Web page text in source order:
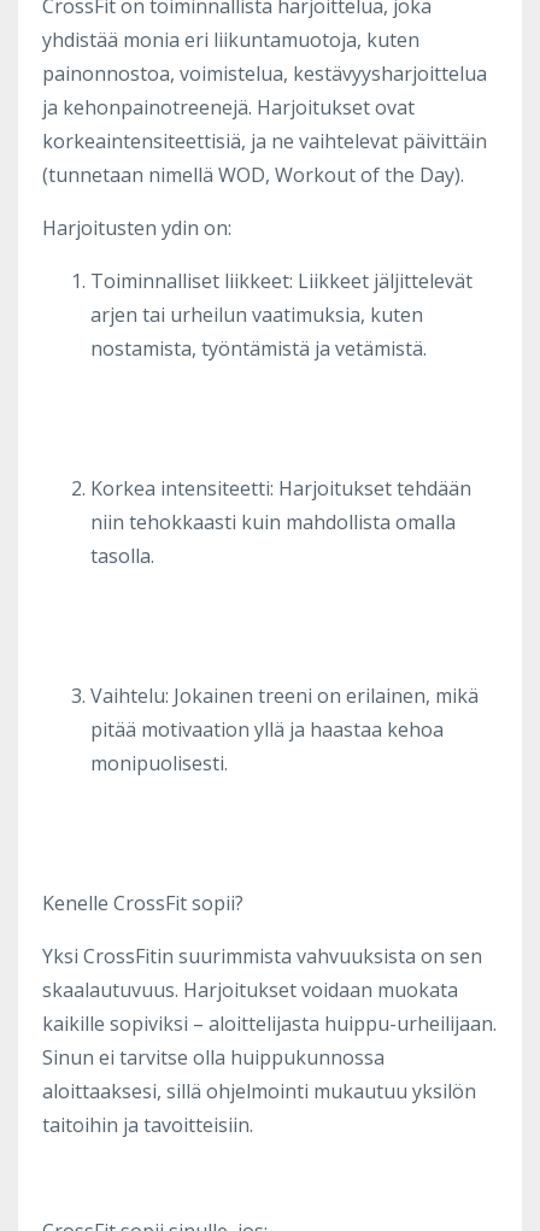
CrossFit on toiminnallista harjoittelua, joka
yhdistää monia eri liikuntamuotoja, kuten
painonnostoa, voimistelua, kestävyysharjoittelua
ja kehonpainotreenejä. Harjoitukset ovat
korkeaintensiteettisiä, ja ne vaihtelevat päivittäin
(tunnetaan nimellä WOD, Workout of the Day).
Harjoitusten ydin on:
Toiminnalliset liikkeet: Liikkeet jäljittelevät
arjen tai urheilun vaatimuksia, kuten
nostamista, työntämistä ja vetämistä.
Korkea intensiteetti: Harjoitukset tehdään
niin tehokkaasti kuin mahdollista omalla
tasolla.
Vaihtelu: Jokainen treeni on erilainen, mikä
pitää motivaation yllä ja haastaa kehoa
monipuolisesti.
Kenelle CrossFit sopii?
Yksi CrossFitin suurimmista vahvuuksista on sen
skaalautuvuus. Harjoitukset voidaan muokata
kaikille sopiviksi – aloittelijasta huippu-urheilijaan.
Sinun ei tarvitse olla huippukunnossa
aloittaaksesi, sillä ohjelmointi mukautuu yksilön
taitoihin ja tavoitteisiin.